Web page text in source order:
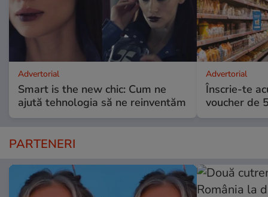
Advertorial
Smart is the new chic: Cum ne
ajută tehnologia să ne reinventăm
Advertorial
Înscrie-te
voucher de
PARTENERI